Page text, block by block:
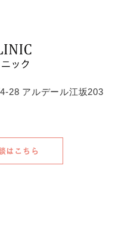
28 アルデール江坂203
はこちら